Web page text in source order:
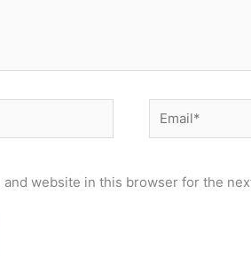
Email*
and website in this browser for the